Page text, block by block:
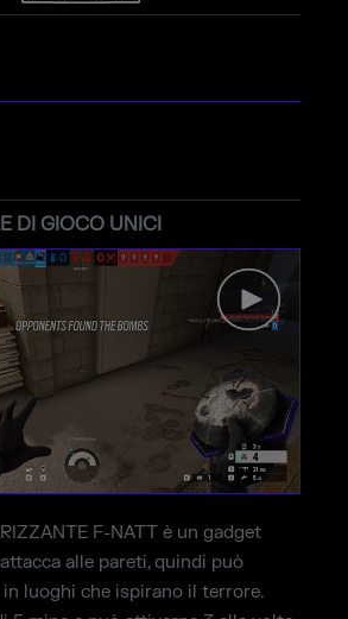
DI GIOCO UNICI
F-NATT è un gadget
alle pareti, quindi può
luoghi che ispirano il terrore.